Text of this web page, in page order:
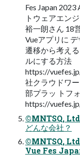
Fes Japan
トウェアエン
裕一朗さん 18
Vueアプリに
遷移から考え
ルにする方法
https://
社クラウドワ
部プラッ トフ
https://
©MNTSQ,
どんな会社？
©MNTSQ,
Vue Fes